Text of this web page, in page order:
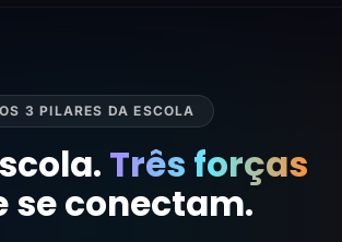
OS 3 PILARES DA ESCOLA
Três forças
se conectam.